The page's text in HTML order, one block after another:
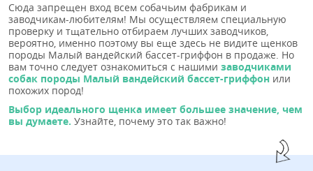
Сюда запрещен вход всем собачьим фабрикам и
заводчикам-любителям! Мы осуществляем специальную
проверку и тщательно отбираем лучших заводчиков,
вероятно, именно поэтому вы еще здесь не видите щенков
породы Малый вандейский бассет-гриффон в продаже. Но
вам точно следует ознакомиться с нашими заводчиками
собак породы Малый вандейский бассет-гриффон или
похожих пород!
Выбор идеального щенка имеет большее значение, чем
вы думаете. Узнайте, почему это так важно!